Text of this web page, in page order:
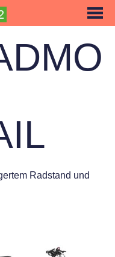
Radstand und